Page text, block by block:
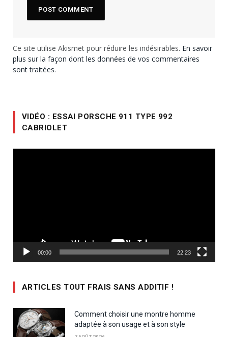
Ce site utilise Akismet pour réduire les indésirables. En savoir
plus sur la façon dont les données de vos commentaires
sont traitées.
VIDÉO : ESSAI PORSCHE 911 TYPE 992
CABRIOLET
00:00 22:23
ARTICLES TOUT FRAIS SANS ADDITIF !
Comment choisir une montre homme
adaptée à son usage et à son style